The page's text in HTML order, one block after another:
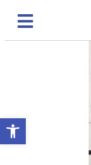
Abrir a barra de ferramentas